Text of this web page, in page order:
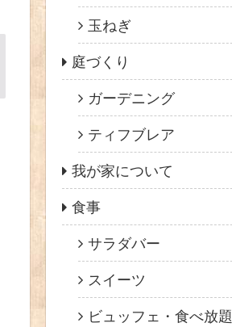
玉ねぎ
庭づくり
ガーデニング
ティフブレア
我が家について
食事
サラダバー
スイーツ
ビュッフェ・食べ放題